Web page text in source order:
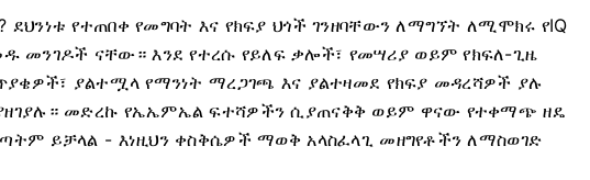
የተጠበቀ የመግባት እና የክፍያ ህጎች ገንዘባቸውን ለማግኘት ለሚሞክሩ የIQ
ናቸው። እንደ የተረሱ የይለፍ ቃሎች፣ የመሣሪያ ወይም የክፍለ-ጊዜ
ያልተሟላ የማንነት ማረጋገጫ እና ያልተዛመደ የክፍያ መዳረሻዎች ያሉ
መድረኩ የኤኤምኤል ፍተሻዎችን ሲያጠናቅቅ ወይም ዋናው የተቀማጭ ዘዴ
ይቻላል - እነዚህን ቀስቅሴዎች ማወቅ አላስፈላጊ መዘግየቶችን ለማስወገድ